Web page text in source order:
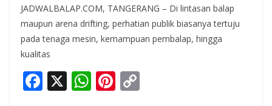
JADWALBALAP.COM, TANGERANG – Di lintasan balap
maupun arena drifting, perhatian publik biasanya tertuju
pada tenaga mesin, kemampuan pembalap, hingga
kualitas
F X W Pi